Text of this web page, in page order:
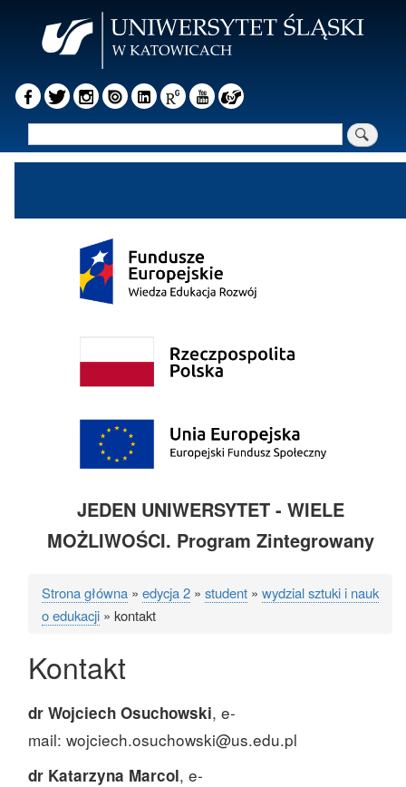
JEDEN UNIWERSYTET - WIELE
MOŻLIWOŚCI. Program Zintegrowany
Ścieżka
Strona główna edycja 2 student
wydzial sztuki i nauk
o edukacji
kontakt
Kontakt
dr Wojciech Osuchowski, e-
mail: wojciech.osuchowski@us.edu.pl
dr Katarzyna Marcol, e-